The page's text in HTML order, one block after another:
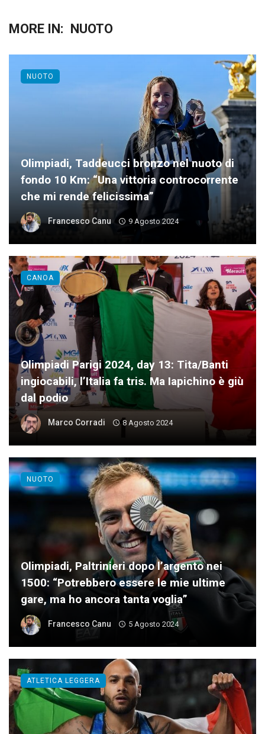
MORE IN: NUOTO
Olimpiadi, Taddeucci bronzo nel nuoto di
fondo 10 Km: “Una vittoria controcorrente
che mi rende felicissima”
Francesco Canu 9 Agosto 2024
NUOTO
Olimpiadi Parigi 2024, day 13: Tita/Banti
ingiocabili, l’Italia fa tris. Ma Iapichino è giù
dal podio
Marco Corradi 8 Agosto 2024
CANOA
Olimpiadi, Paltrinieri dopo l’argento nei
1500: “Potrebbero essere le mie ultime
gare, ma ho ancora tanta voglia”
Francesco Canu 5 Agosto 2024
NUOTO
ATLETICA LEGGERA